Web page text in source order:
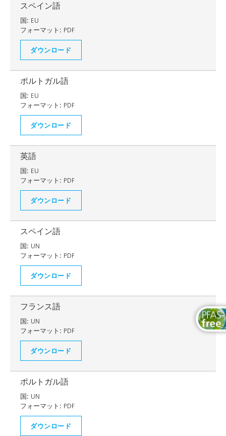
スペイン語
国: EU
フォーマット: PDF
ダウンロード
ポルトガル語
国: EU
フォーマット: PDF
ダウンロード
英語
国: EU
フォーマット: PDF
ダウンロード
スペイン語
国: UN
フォーマット: PDF
ダウンロード
フランス語
国: UN
フォーマット: PDF
ダウンロード
ポルトガル語
国: UN
フォーマット: PDF
ダウンロード